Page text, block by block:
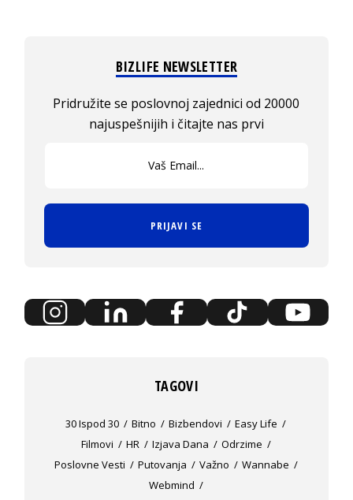
BIZLIFE NEWSLETTER
Pridružite se poslovnoj zajednici od 20000
najuspešnijih i čitajte nas prvi
PRIJAVI SE
TAGOVI
30 Ispod 30 Bitno Bizbendovi
Easy Life
Filmovi
HR Izjava Dana
Odrzime
Poslovne Vesti
Putovanja Važno
Wannabe
Webmind